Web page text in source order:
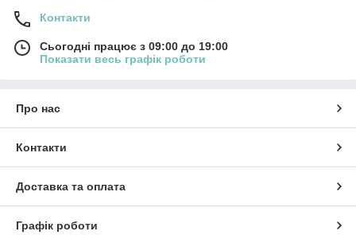
Контакти
Сьогодні працює з 09:00 до 19:00
Показати весь графік роботи
Про нас
Контакти
Доставка та оплата
Графік роботи